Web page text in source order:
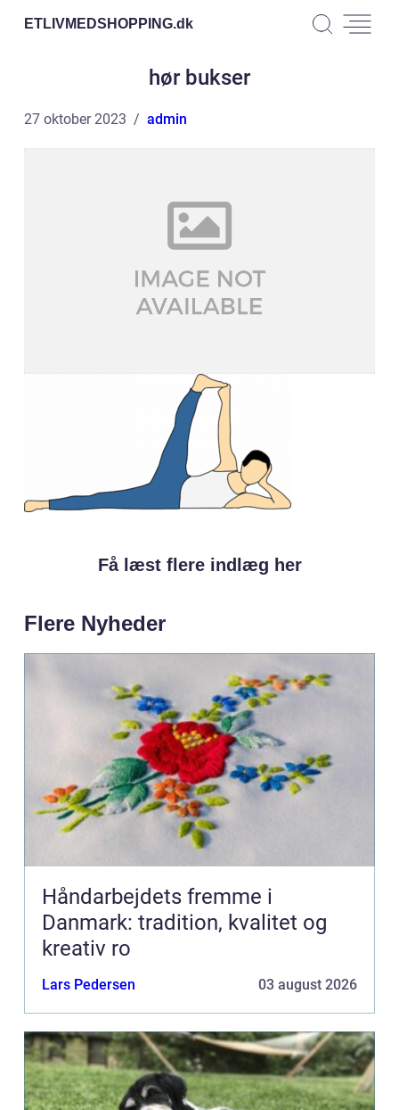
ETLIVMEDSHOPPING.dk
hør bukser
27 oktober 2023 admin
Få læst flere indlæg her
Flere Nyheder
Håndarbejdets fremme i
Danmark: tradition, kvalitet og
kreativ ro
Lars Pedersen 03 august 2026